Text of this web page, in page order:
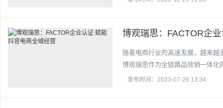
博观瑞思：FACTOR企
随着电商行业的高速发展，越来
博观瑞思作为全链路品效销一体化
发布时间：2023-07-26 13:34